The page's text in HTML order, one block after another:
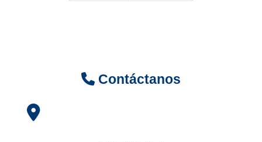
Contáctanos